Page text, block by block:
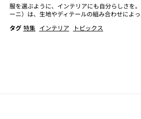
服を選ぶように、インテリアにも自分らしさを
ーニ）は、生地やディテールの組み合わせによっ
タグ 特集 インテリア
トピックス